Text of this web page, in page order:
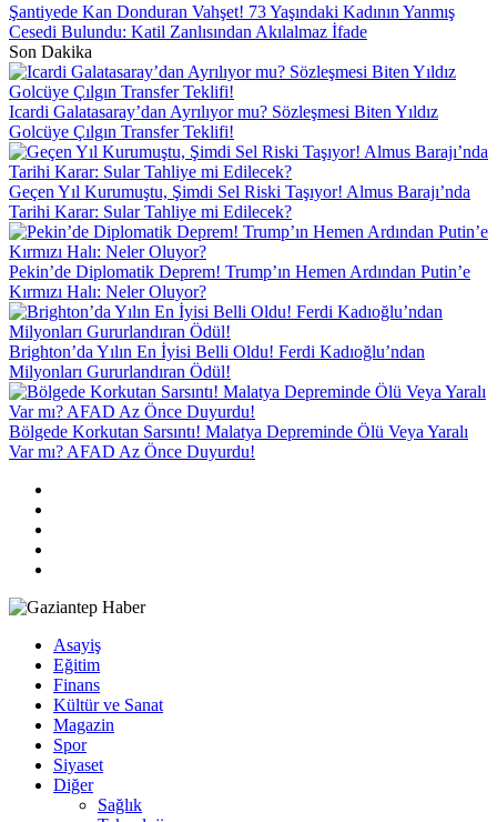
Şantiyede Kan Donduran Vahşet! 73 Yaşındaki Kadının Yanmış
Cesedi Bulundu: Katil Zanlısından Akılalmaz İfade
Son Dakika
Icardi Galatasaray’dan Ayrılıyor mu? Sözleşmesi Biten Yıldız
Golcüye Çılgın Transfer Teklifi!
Geçen Yıl Kurumuştu, Şimdi Sel Riski Taşıyor! Almus Barajı’nda
Tarihi Karar: Sular Tahliye mi Edilecek?
Pekin’de Diplomatik Deprem! Trump’ın Hemen Ardından Putin’e
Kırmızı Halı: Neler Oluyor?
Brighton’da Yılın En İyisi Belli Oldu! Ferdi Kadıoğlu’ndan
Milyonları Gururlandıran Ödül!
Bölgede Korkutan Sarsıntı! Malatya Depreminde Ölü Veya Yaralı
Var mı? AFAD Az Önce Duyurdu!
Asayiş
Eğitim
Finans
Kültür ve Sanat
Magazin
Spor
Siyaset
Diğer
Sağlık